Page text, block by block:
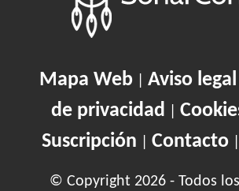
Mapa Web| Aviso legal
de privacidad
Suscripción Contacto|
© Copyright 2026 - Todos